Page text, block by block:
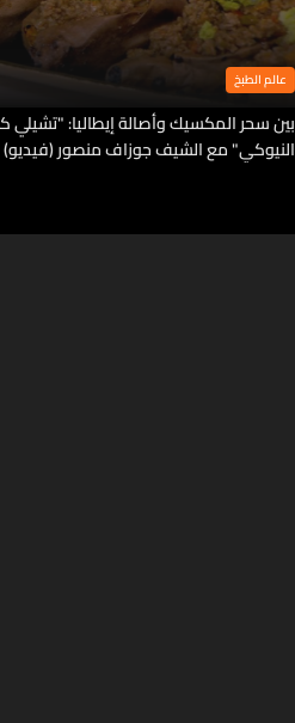
عالم الطبخ
بين سحر المكسيك وأصالة إيطاليا:
النيوكي" مع الشيف جوزاف منصور (فيديو)